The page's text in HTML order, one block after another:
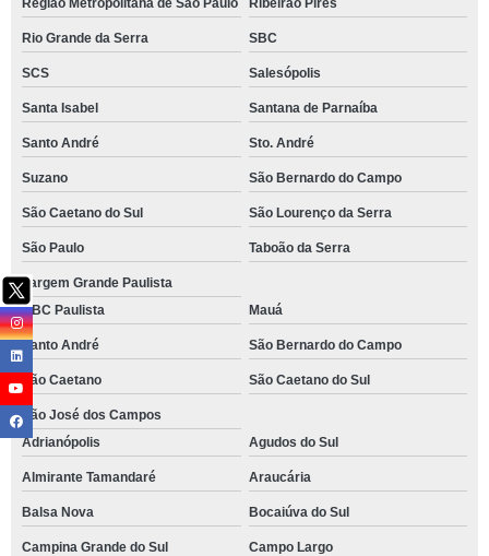
Região Metropolitana de São Paulo Ribeirão Pires
Rio Grande da Serra SBC
SCS Salesópolis
Santa Isabel Santana de Parnaíba
Santo André Sto. André
Suzano São Bernardo do Campo
São Caetano do Sul São Lourenço da Serra
São Paulo Taboão da Serra
Vargem Grande Paulista
ABC Paulista
Mauá
Santo André São Bernardo do Campo
São Caetano São Caetano do Sul
São José dos Campos
Adrianópolis
Agudos do Sul
Almirante Tamandaré Araucária
Balsa Nova Bocaiúva do Sul
Campina Grande do Sul Campo Largo